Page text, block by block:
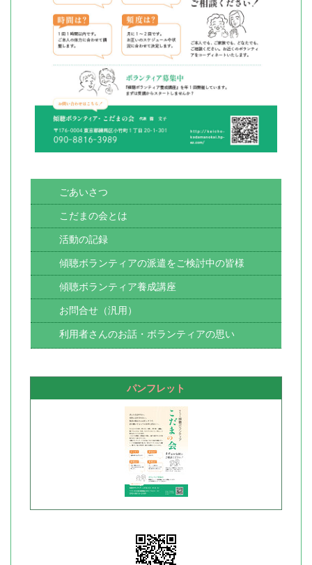
ごあいさつ
こだまの会とは
活動の記録
傾聴ボランティアの派遣をご検討中の皆様
傾聴ボランティア養成講座
お問合せ（汎用）
利用者さんのお話・ボランティアの思い
パンフレット